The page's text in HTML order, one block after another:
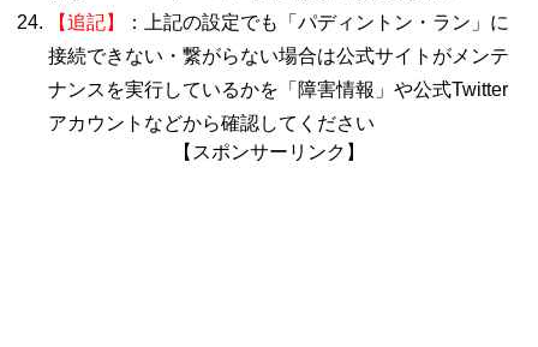
【追記】
：上記の設定でも「パディントン・ラン」に
接続できない・繋がらない場合は公式サイトがメンテ
ナンスを実行しているかを「障害情報」や公式Twitter
アカウントなどから確認してください
【スポンサーリンク】